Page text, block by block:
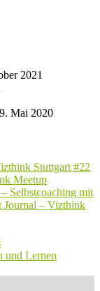
2021
Mai 2020
Stuttgart #22
Meetup
Selbstcoaching mit
Journal – Vizthink
und Lernen